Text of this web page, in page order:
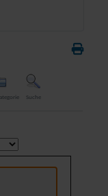
Suche
die Liste zu filtern